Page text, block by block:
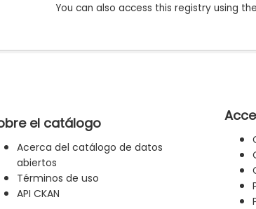
You can also access this registry using the
el catálogo
Acerca del catálogo de datos
abiertos
Términos de uso
API CKAN